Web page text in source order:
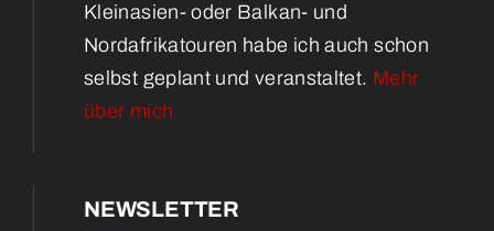
Kleinasien- oder Balkan- und
Nordafrikatouren habe ich auch schon
selbst geplant und veranstaltet. Mehr
über mich
NEWSLETTER